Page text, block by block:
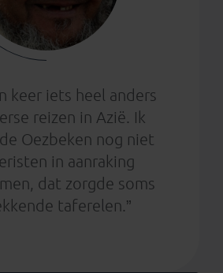
keer iets heel anders
reizen in Azië. Ik
Oezbeken nog niet
in aanraking
dat zorgde soms
taferelen.”